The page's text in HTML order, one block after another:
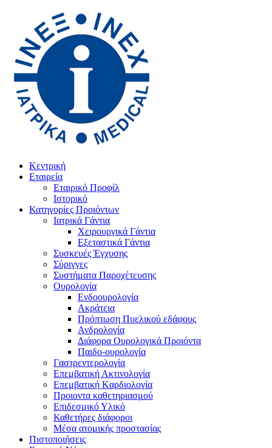
Κεντρική
Εταιρεία
Εταιρικό Προφίλ
Ιστορικό
Κατηγορίες Προιόντων
Ιατρικά Γάντια
Χειρουργικά Γάντια
Εξεταστικά Γάντια
Συσκευές Έγχυσης
Σύριγγες
Συστήματα Παροχέτευσης
Ουρολογία
Ενδοουρολογία
Ακράτεια
Πρόπτωση Πυελικού εδάφους
Ανδρολογία
Διάφορα Ουρολογικά Προιόντα
Παιδο-ουρολογία
Γαστρεντερολογία
Επεμβατική Ακτινολογία
Επεμβατική Kαρδιολογία
Προιοντα καθετηριασμού
Επιδεσμικό Υλικό
Καθετήρες διάφοροι
Μέσα ατομικής προστασίας
Πιστοποιήσεις